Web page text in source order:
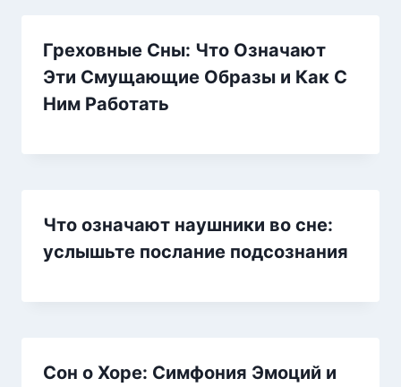
Греховные Сны: Что Означают
Эти Смущающие Образы и Как С
Ним Работать
Что означают наушники во сне:
услышьте послание подсознания
Сон о Хоре: Симфония Эмоций и